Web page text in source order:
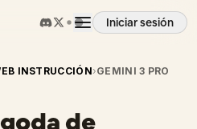
Iniciar sesión
INSTRUCCIÓN›GEMINI 3 PRO
de